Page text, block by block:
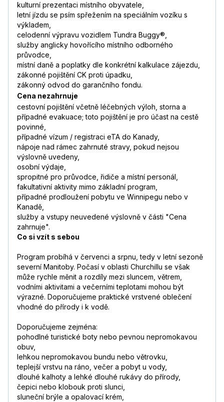
kulturní prezentaci místního obyvatele,
letní jízdu se psím spřežením na speciálním vozíku s
výkladem,
celodenní výpravu vozidlem Tundra Buggy®,
služby anglicky hovořícího místního odborného
průvodce,
místní daně a poplatky dle konkrétní kalkulace zájezdu,
zákonné pojištění CK proti úpadku,
zákonný odvod do garančního fondu.
Cena nezahrnuje
cestovní pojištění včetně léčebných výloh, storna a
případné evakuace; toto pojištění je pro účast na cestě
povinné,
případné vízum / registraci eTA do Kanady,
nápoje nad rámec zahrnuté stravy, pokud nejsou
výslovně uvedeny,
osobní výdaje,
spropitné pro průvodce, řidiče a místní personál,
fakultativní aktivity mimo základní program,
případné prodloužení pobytu ve Winnipegu nebo v
Kanadě,
služby a vstupy neuvedené výslovně v části "Cena
zahrnuje".
Co si vzít s sebou
Program probíhá v červenci a srpnu, tedy v letní sezoně
severní Manitoby. Počasí v oblasti Churchillu se však
může rychle měnit a rozdíly mezi sluncem, větrem,
vodními aktivitami a večerními teplotami mohou být
výrazné. Doporučujeme praktické vrstvené oblečení
vhodné do přírody i k vodě.
Doporučujeme zejména:
pohodlné turistické boty nebo pevnou nepromokavou
obuv,
lehkou nepromokavou bundu nebo větrovku,
teplejší vrstvu na ráno, večer a pobyt u vody,
dlouhé kalhoty a lehké dlouhé rukávy do přírody,
čepici nebo klobouk proti slunci,
sluneční brýle a opalovací krém,